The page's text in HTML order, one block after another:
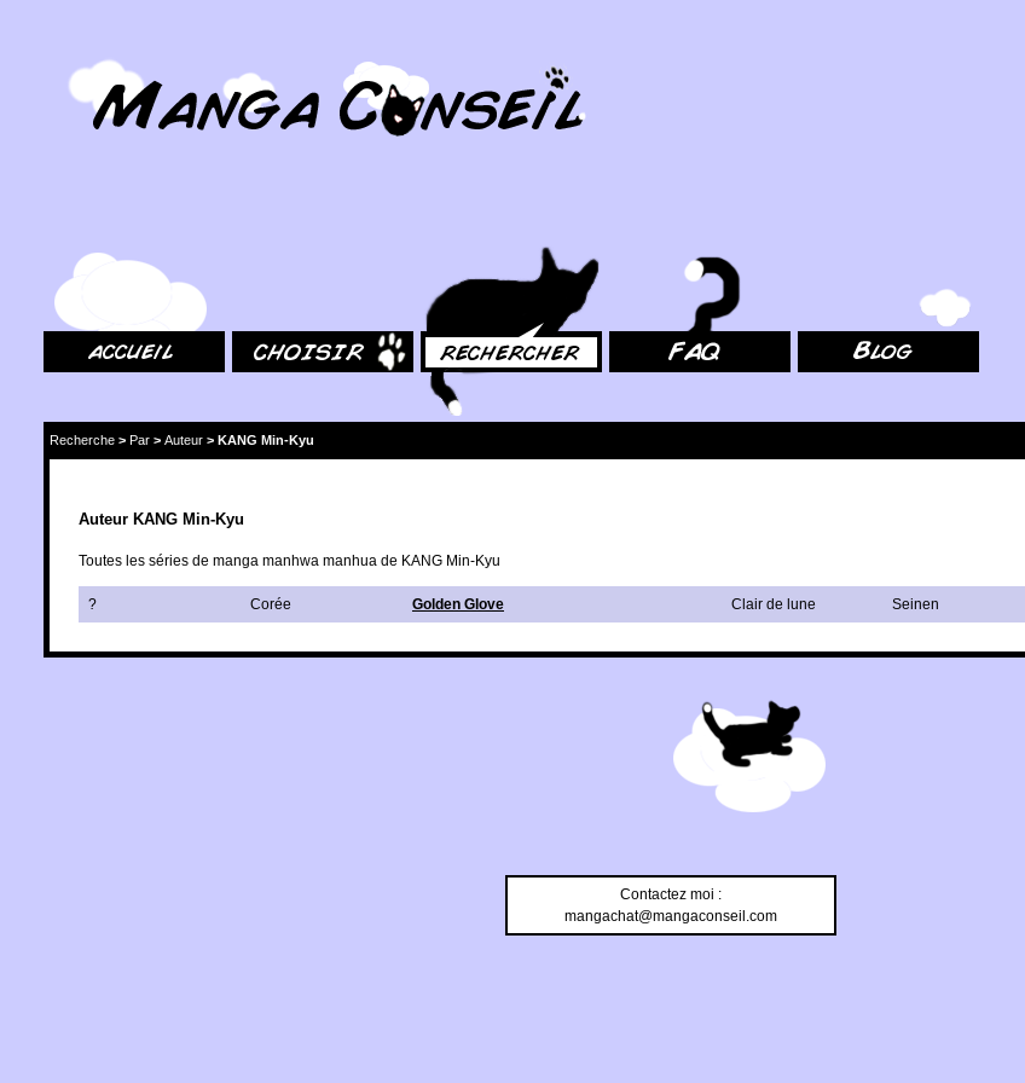
Recherche > Par > Auteur > KANG Min-Kyu
Auteur KANG Min-Kyu
Toutes les séries de manga manhwa manhua de KANG Min-Kyu
? Corée Golden Glove Clair de lune Seinen
Contactez moi :
mangachat@mangaconseil.com